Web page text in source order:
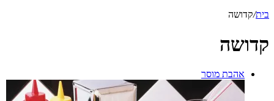
בית/קדושה
קדושה
אהבת מוסר